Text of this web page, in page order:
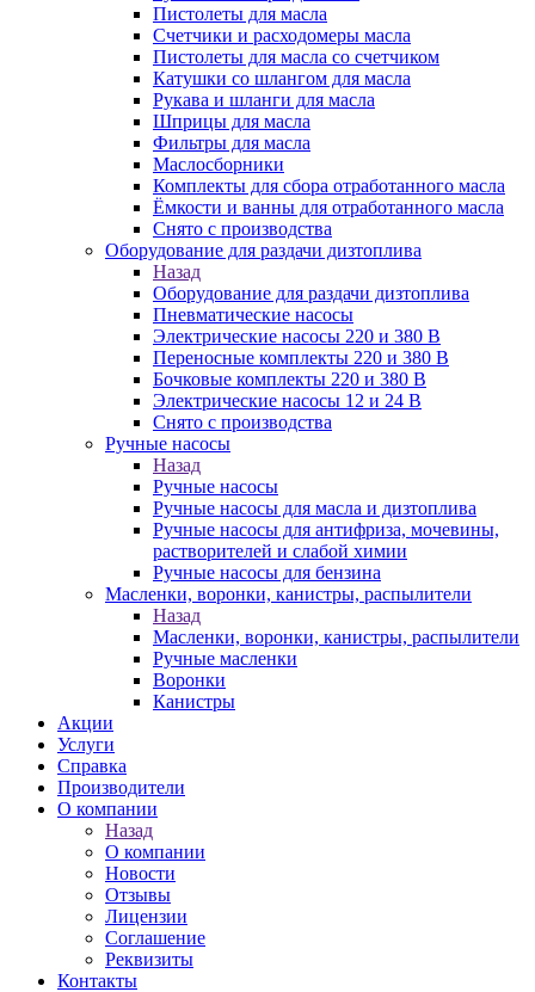
Пистолеты для масла
Счетчики и расходомеры масла
Пистолеты для масла со счетчиком
Катушки со шлангом для масла
Рукава и шланги для масла
Шприцы для масла
Фильтры для масла
Маслосборники
Комплекты для сбора отработанного масла
Ёмкости и ванны для отработанного масла
Снято с производства
Оборудование для раздачи дизтоплива
Назад
Оборудование для раздачи дизтоплива
Пневматические насосы
Электрические насосы 220 и 380 В
Переносные комплекты 220 и 380 В
Бочковые комплекты 220 и 380 В
Электрические насосы 12 и 24 В
Снято с производства
Ручные насосы
Назад
Ручные насосы
Ручные насосы для масла и дизтоплива
Ручные насосы для антифриза, мочевины,
растворителей и слабой химии
Ручные насосы для бензина
Масленки, воронки, канистры, распылители
Назад
Масленки, воронки, канистры, распылители
Ручные масленки
Воронки
Канистры
Акции
Услуги
Справка
Производители
О компании
Назад
О компании
Новости
Отзывы
Лицензии
Соглашение
Реквизиты
Контакты